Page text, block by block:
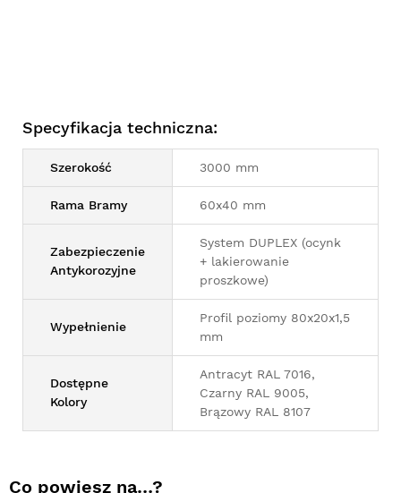
Specyfikacja techniczna:
Szerokość 3000 mm
Rama Bramy 60x40 mm
Zabezpieczenie
Antykorozyjne
System DUPLEX (ocynk
+ lakierowanie
proszkowe)
Wypełnienie
Profil poziomy 80x20x1,5
mm
Dostępne
Kolory
Antracyt RAL 7016,
Czarny RAL 9005,
Brązowy RAL 8107
Co powiesz na…?